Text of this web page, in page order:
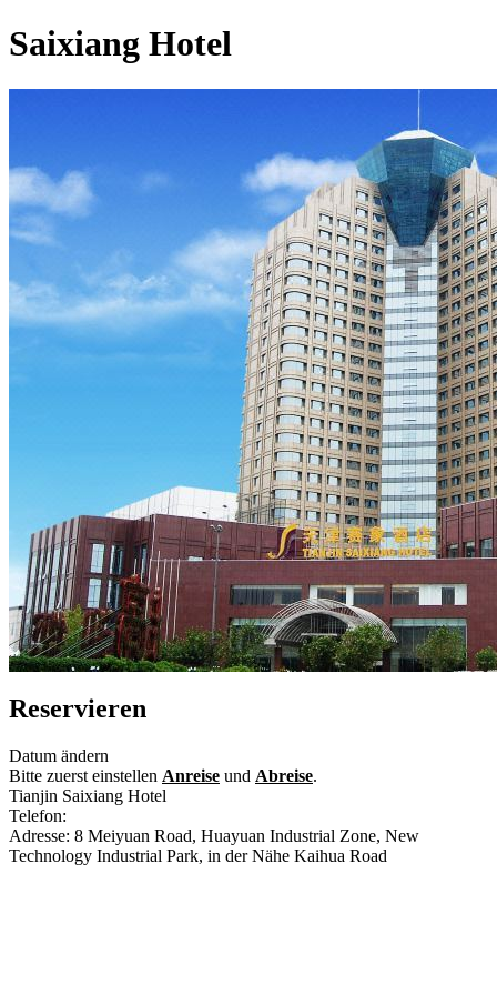
Saixiang Hotel
Reservieren
Datum ändern
Bitte zuerst einstellen Anreise und Abreise.
Tianjin Saixiang Hotel
Telefon:
Adresse: 8 Meiyuan Road, Huayuan Industrial Zone, New
Technology Industrial Park, in der Nähe Kaihua Road